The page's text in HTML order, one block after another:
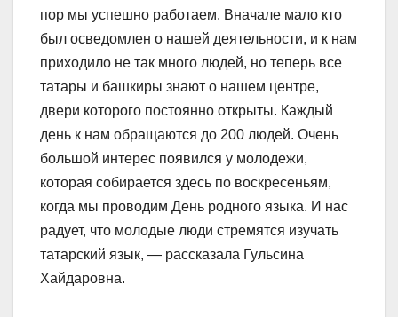
пор мы успешно работаем. Вначале мало кто
был осведомлен о нашей деятельности, и к нам
приходило не так много людей, но теперь все
татары и башкиры знают о нашем центре,
двери которого постоянно открыты. Каждый
день к нам обращаются до 200 людей. Очень
большой интерес появился у молодежи,
которая собирается здесь по воскресеньям,
когда мы проводим День родного языка. И нас
радует, что молодые люди стремятся изучать
татарский язык, — рассказала Гульсина
Хайдаровна.